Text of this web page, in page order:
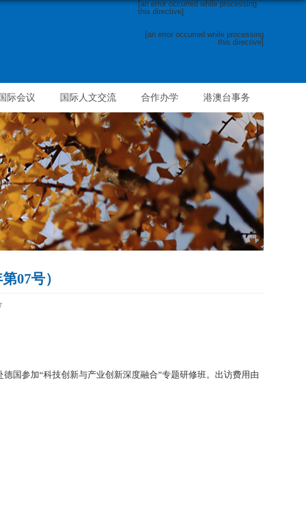
[an error occurred while processing
this directive]
[an error occurred while processing
this directive]
际会议 国际人文交流 合作办学 港澳台事务
07号）
国参加“科技创新与产业创新深度融合”专题研修班。出访费用由